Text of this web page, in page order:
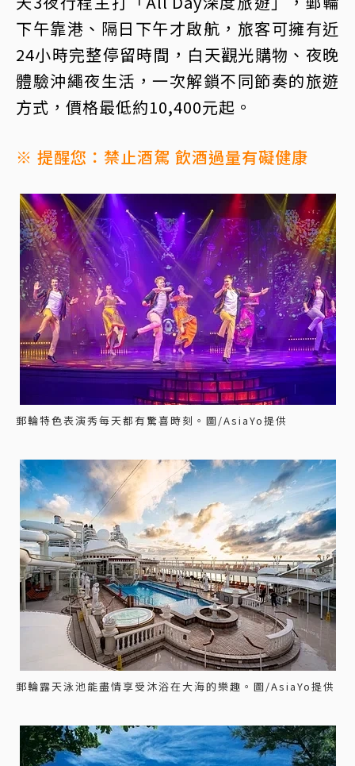
下午靠港、隔日下午才啟航，旅客可擁有近
24小時完整停留時間，白天觀光購物、夜晚
體驗沖繩夜生活，一次解鎖不同節奏的旅遊
方式，價格最低約10,400元起。
※ 提醒您：禁止酒駕 飲酒過量有礙健康
郵輪特色表演秀每天都有驚喜時刻。圖/AsiaYo提供
郵輪露天泳池能盡情享受沐浴在大海的樂趣。圖/AsiaYo提供